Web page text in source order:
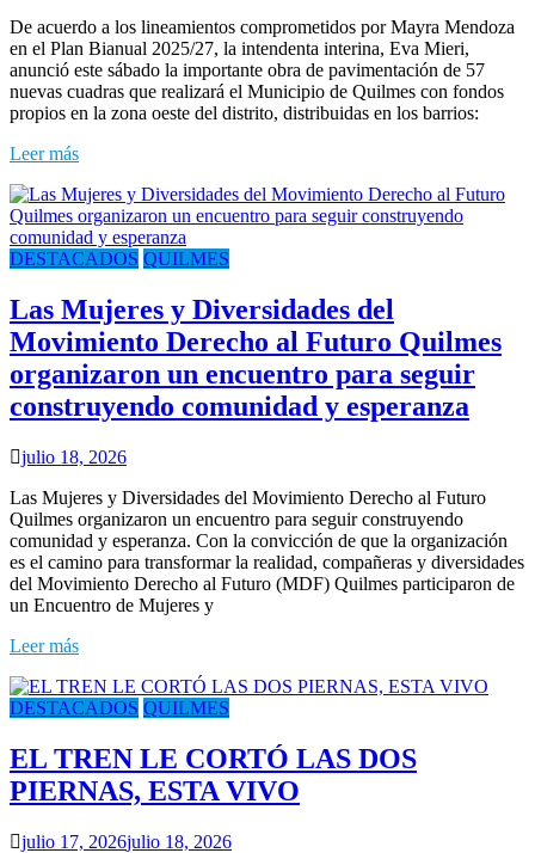
De acuerdo a los lineamientos comprometidos por Mayra Mendoza
en el Plan Bianual 2025/27, la intendenta interina, Eva Mieri,
anunció este sábado la importante obra de pavimentación de 57
nuevas cuadras que realizará el Municipio de Quilmes con fondos
propios en la zona oeste del distrito, distribuidas en los barrios:
Leer más
DESTACADOS QUILMES
Las Mujeres y Diversidades del
Movimiento Derecho al Futuro Quilmes
organizaron un encuentro para seguir
construyendo comunidad y esperanza
julio 18, 2026
Las Mujeres y Diversidades del Movimiento Derecho al Futuro
Quilmes organizaron un encuentro para seguir construyendo
comunidad y esperanza. Con la convicción de que la organización
es el camino para transformar la realidad, compañeras y diversidades
del Movimiento Derecho al Futuro (MDF) Quilmes participaron de
un Encuentro de Mujeres y
Leer más
DESTACADOS QUILMES
EL TREN LE CORTÓ LAS DOS
PIERNAS, ESTA VIVO
julio 17, 2026julio 18, 2026